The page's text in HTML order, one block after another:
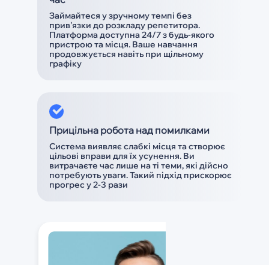
Займайтеся у зручному темпі без
прив'язки до розкладу репетитора.
Платформа доступна 24/7 з будь-якого
пристрою та місця. Ваше навчання
продовжується навіть при щільному
графіку
Прицільна робота над помилками
Система виявляє слабкі місця та створює
цільові вправи для їх усунення. Ви
витрачаєте час лише на ті теми, які дійсно
потребують уваги. Такий підхід прискорює
прогрес у 2-3 рази